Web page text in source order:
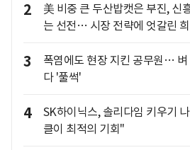
2
美 비중 큰 두산밥캣은 부진, 신
는 선전… 시장 전략에 엇갈린 희
3
폭염에도 현장 지킨 공무원… 벼
다 '풀썩'
4
SK하이닉스, 솔리다임 키우기
클이 최적의 기회"